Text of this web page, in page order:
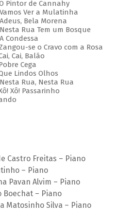
Pintor de Cannahy
Ver a Mulatinha
Bela Morena
Rua Tem um Bosque
Condessa
se o Cravo com a Rosa
Cai, Balão
Cega
Lindos Olhos
Rua, Nesta Rua
Xô! Passarinho
Castro Freitas – Piano
– Piano
Pavan Alvim – Piano
Boechat – Piano
Matosinho Silva – Piano